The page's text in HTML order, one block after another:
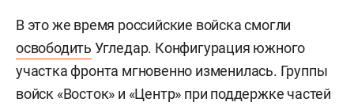
В это же время российские войска смогли
освободить Угледар. Конфигурация южного
участка фронта мгновенно изменилась. Группы
войск «Восток» и «Центр» при поддержке частей